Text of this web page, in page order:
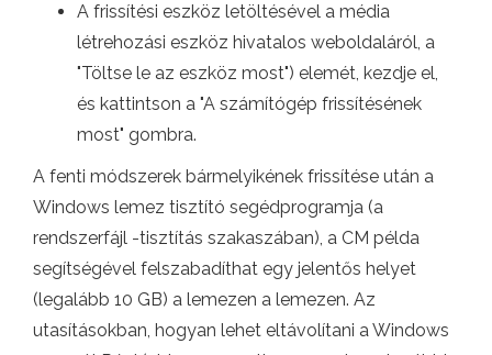
A frissítési eszköz letöltésével a média
létrehozási eszköz hivatalos weboldaláról, a
"Töltse le az eszköz most") elemét, kezdje el,
és kattintson a "A számítógép frissítésének
most" gombra.
A fenti módszerek bármelyikének frissítése után a
Windows lemez tisztító segédprogramja (a
rendszerfájl -tisztítás szakaszában), a CM példa
segítségével felszabadíthat egy jelentős helyet
(legalább 10 GB) a lemezen a lemezen. Az
utasításokban, hogyan lehet eltávolítani a Windows